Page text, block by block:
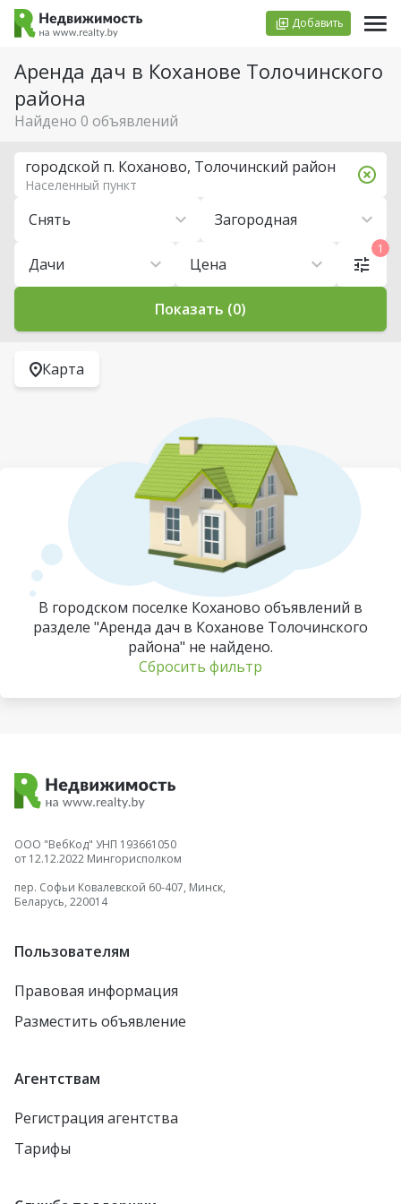
Добавить
Аренда дач в Коханове Толочинского
района
Найдено 0 объявлений
Снять Загородная
Дачи Цена
городской п. Коханово, Толочинский район
Населенный пункт
1
Показать (0)
Карта
В городском поселке Коханово объявлений в
разделе "Аренда дач в Коханове Толочинского
района" не найдено.
Сбросить фильтр
ООО "ВебКод" УНП 193661050
от 12.12.2022 Мингорисполком
пер. Софьи Ковалевской 60-407, Минск,
Беларусь, 220014
Пользователям
Правовая информация
Разместить объявление
Агентствам
Регистрация агентства
Тарифы